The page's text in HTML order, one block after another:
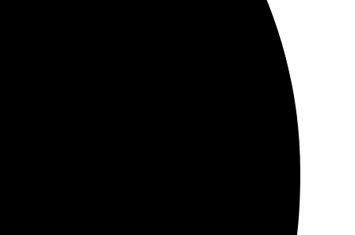
и без усилий! Рекомендую всем, кто хочет
Весь процесс оформления заказа на сайте
работу в городе. Качество на высоте, цвета
в эффектном виде!